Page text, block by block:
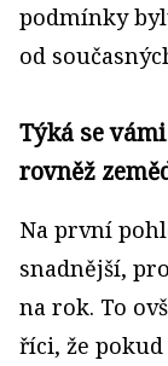
podmínky
od
Týká se
rovněž
Na první
snadnější,
na rok. To
říci, že